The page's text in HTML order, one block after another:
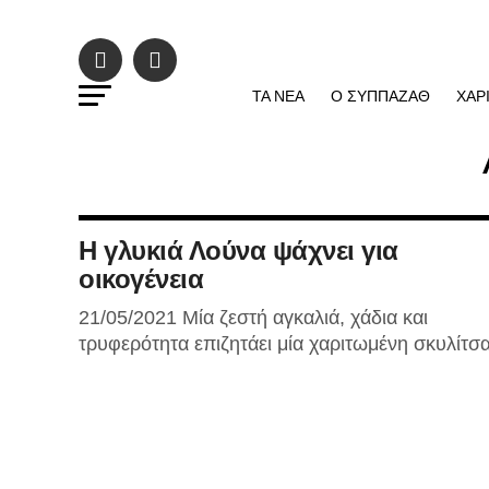
ΤΑ ΝΕΑ Ο ΣΥΠΠΑΖΑΘ
Η γλυκιά Λούνα ψάχνει για
οικογένεια
21/05/2021 Μία ζεστή αγκαλιά, χάδια και
τρυφερότητα επιζητάει μία χαριτωμένη